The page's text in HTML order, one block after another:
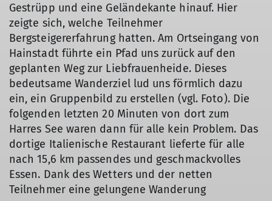
Gestrüpp und eine Geländekante hinauf. Hier
zeigte sich, welche Teilnehmer
Bergsteigererfahrung hatten. Am Ortseingang von
Hainstadt führte ein Pfad uns zurück auf den
geplanten Weg zur Liebfrauenheide. Dieses
bedeutsame Wanderziel lud uns förmlich dazu
ein, ein Gruppenbild zu erstellen (vgl. Foto). Die
folgenden letzten 20 Minuten von dort zum
Harres See waren dann für alle kein Problem. Das
dortige Italienische Restaurant lieferte für alle
nach 15,6 km passendes und geschmackvolles
Essen. Dank des Wetters und der netten
Teilnehmer eine gelungene Wanderung